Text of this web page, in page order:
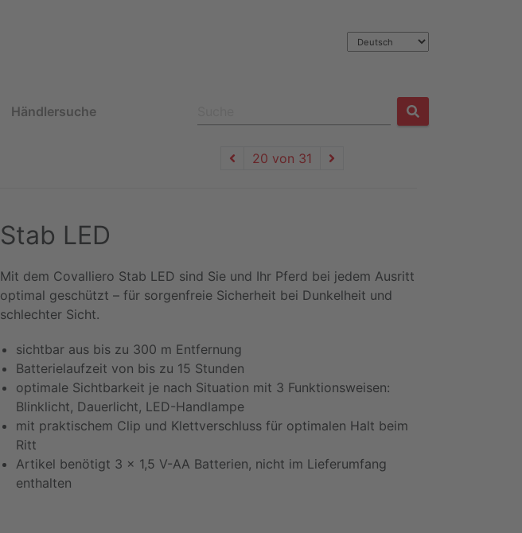
Händlersuche
20 von 31
Stab LED
Mit dem Covalliero Stab LED sind Sie und Ihr Pferd bei jedem Ausritt
optimal geschützt – für sorgenfreie Sicherheit bei Dunkelheit und
schlechter Sicht.
sichtbar aus bis zu 300 m Entfernung
Batterielaufzeit von bis zu 15 Stunden
optimale Sichtbarkeit je nach Situation mit 3 Funktionsweisen:
Blinklicht, Dauerlicht, LED-Handlampe
mit praktischem Clip und Klettverschluss für optimalen Halt beim
Ritt
Artikel benötigt 3 x 1,5 V-AA Batterien, nicht im Lieferumfang
enthalten